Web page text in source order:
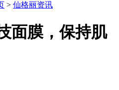
> 仙格丽资讯
面膜，保持肌